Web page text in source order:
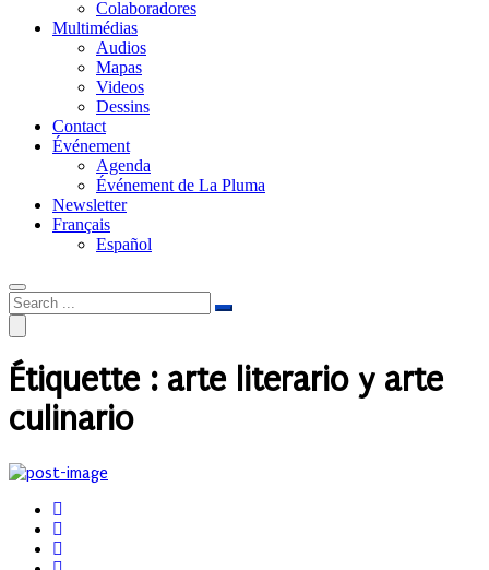
Colaboradores
Multimédias
Audios
Mapas
Videos
Dessins
Contact
Événement
Agenda
Événement de La Pluma
Newsletter
Français
Español
Étiquette : arte literario y arte
culinario